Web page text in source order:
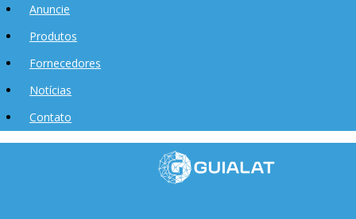
Anuncie
Produtos
Fornecedores
Notícias
Contato